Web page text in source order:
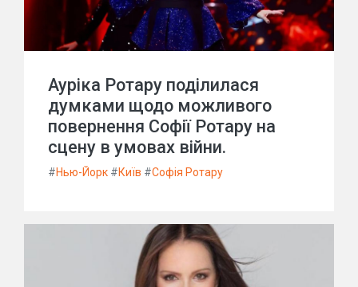
Ауріка Ротару поділилася
думками щодо можливого
повернення Софії Ротару на
сцену в умовах війни.
#Нью-Йорк #Київ #Софія Ротару